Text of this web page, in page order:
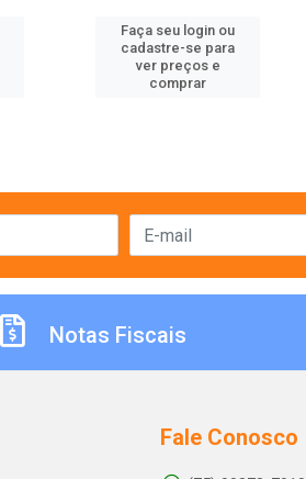
Faça seu login ou
cadastre-se para
ver preços e
comprar
Notas Fiscais
Fale Conosco